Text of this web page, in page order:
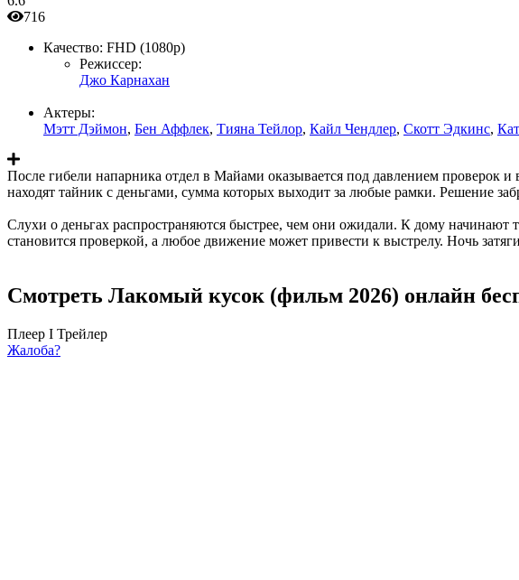
716
Качество: FHD (1080p)
Режиссер:
Джо Карнахан
Актеры:
Мэтт Дэймон, Бен Аффлек, Тияна Тейлор, Кайл Чендлер, Скотт Эдкинс,
После гибели напарника отдел в Майами оказывается под давлением
находят тайник с деньгами, сумма которых выходит за любые рамки. Решение
Слухи о деньгах распространяются быстрее, чем они ожидали. К дому начинают
становится проверкой, а любое движение может привести к выстрелу. Ночь
Смотреть Лакомый кусок (фильм 2026) онлайн
Плеер I Трейлер
Жалоба?